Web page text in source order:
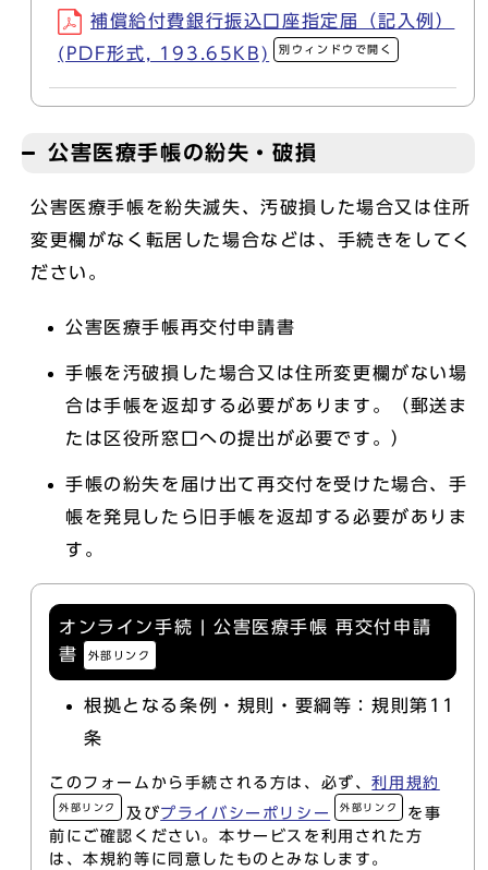
補償給付費銀行振込口座指定届（記入例）
(PDF形式, 193.65KB)
別ウィンドウで開く
公害医療手帳の紛失・破損
公害医療手帳を紛失滅失、汚破損した場合又は住所
変更欄がなく転居した場合などは、手続きをしてく
ださい。
公害医療手帳再交付申請書
手帳を汚破損した場合又は住所変更欄がない場
合は手帳を返却する必要があります。（郵送ま
たは区役所窓口への提出が必要です。）
手帳の紛失を届け出て再交付を受けた場合、手
帳を発見したら旧手帳を返却する必要がありま
す。
オンライン手続 | 公害医療手帳 再交付申請
書
外部リンク
根拠となる条例・規則・要綱等：規則第11
条
このフォームから手続される方は、必ず、利用規約
外部リンク 及びプライバシーポリシー 外部リンク
を事
前にご確認ください。本サービスを利用された方
は、本規約等に同意したものとみなします。